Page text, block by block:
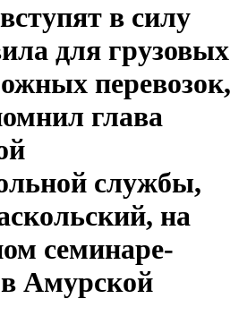
в силу
для грузовых
перевозок,
глава
службы,
на
семинаре-
Амурской